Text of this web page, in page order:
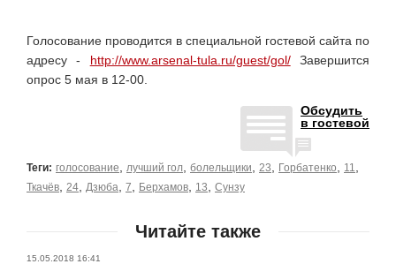
Голосование проводится в специальной гостевой сайта по
адресу - http://www.arsenal-tula.ru/guest/gol/Завершится
опрос 5 мая в 12-00.
Обсудить
в гостевой
Теги: голосование лучший гол болельщики 23 Горбатенко 11
Ткачёв 24 Дзюба 7 Берхамов 13 Сунзу
Читайте также
15.05.2018 16:41